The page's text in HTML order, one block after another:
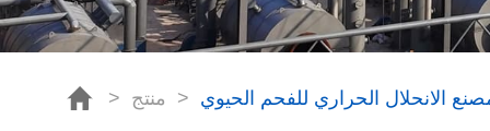
> منتج > الانحلال الحراري للفحم الحيوي